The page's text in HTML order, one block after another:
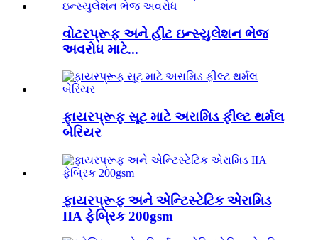
વોટરપ્રૂફ અને હીટ ઇન્સ્યુલેશન ભેજ
અવરોધ માટે...
ફાયરપ્રૂફ સૂટ માટે અરામિડ ફીલ્ટ થર્મલ
બેરિયર
ફાયરપ્રૂફ અને એન્ટિસ્ટેટિક એરામિડ
IIA ફેબ્રિક 200gsm